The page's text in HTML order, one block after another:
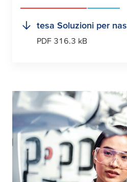
tesa Soluzioni per
PDF 316.3 kB